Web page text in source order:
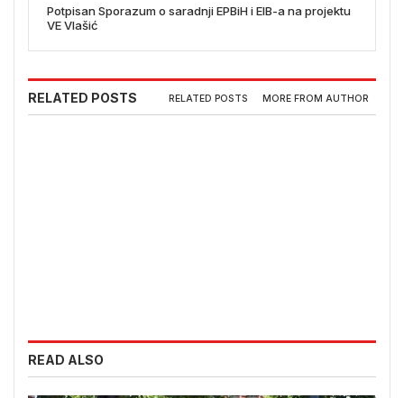
Potpisan Sporazum o saradnji EPBiH i EIB-a na projektu
VE Vlašić
RELATED POSTS RELATED POSTS MORE FROM AUTHOR
READ ALSO